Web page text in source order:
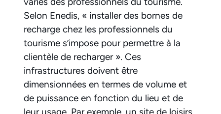
Selon Enedis, « installer des bornes de
recharge chez les professionnels du
tourisme s’impose pour permettre à la
clientèle de recharger ». Ces
infrastructures doivent être
dimensionnées en termes de volume et
de puissance en fonction du lieu et de
leur usage. Par exemple, un site de loisirs